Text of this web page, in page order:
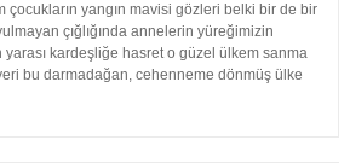
çocukların yangın mavisi gözleri belki bir de bir
çığlığında annelerin yüreğimizin
yarası kardeşliğe hasret o güzel ülkem sanma
bu darmadağan, cehenneme dönmüş ülke